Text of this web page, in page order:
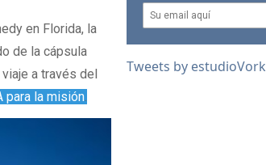
en Florida, la
de la cápsula
a través del
para la misión.
Tweets by estudioVork